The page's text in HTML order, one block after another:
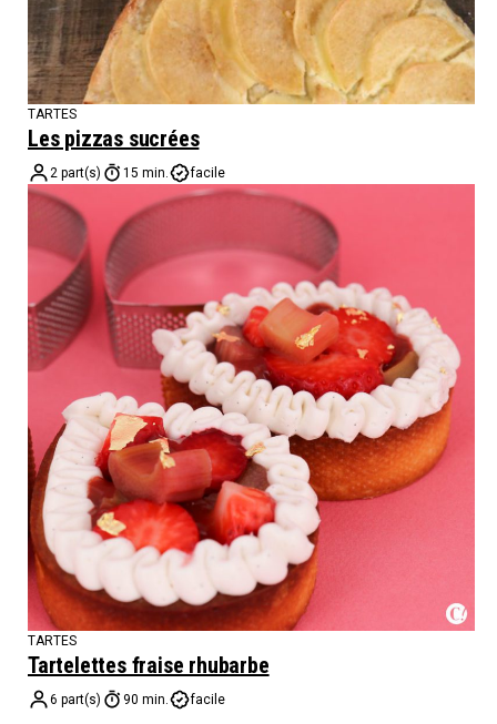
TARTES
Les pizzas sucrées
2 part(s) 15 min. facile
TARTES
Tartelettes fraise rhubarbe
6 part(s) 90 min. facile